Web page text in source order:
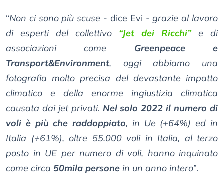
“Non ci sono più scuse - dice Evi -grazie al lavoro
di esperti del collettivo “Jet dei Ricchi”e di
associazioni come Greenpeace e
Transport&Environment, oggi abbiamo una
fotografia molto precisa del devastante impatto
climatico e della enorme ingiustizia climatica
causata dai jet privati. Nel solo 2022 il numero di
voli è più che raddoppiato, in Ue (+64%) ed in
Italia (+61%), oltre 55.000 voli in Italia, al terzo
posto in UE per numero di voli, hanno inquinato
come circa 50mila persone in un anno intero”.